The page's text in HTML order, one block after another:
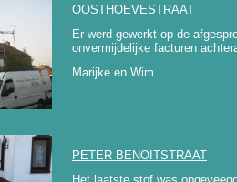
OOSTHOEVESTRAAT
Er werd gewerkt op de
onvermijdelijke facturen
Marijke en Wim
PETER BENOITSTRAAT